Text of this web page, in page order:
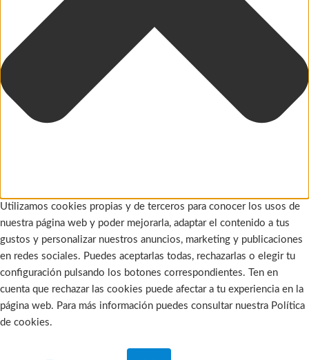
Utilizamos cookies propias y de terceros para conocer los usos de
nuestra página web y poder mejorarla, adaptar el contenido a tus
gustos y personalizar nuestros anuncios, marketing y publicaciones
en redes sociales. Puedes aceptarlas todas, rechazarlas o elegir tu
configuración pulsando los botones correspondientes. Ten en
cuenta que rechazar las cookies puede afectar a tu experiencia en la
página web. Para más información puedes consultar nuestra Política
de cookies.